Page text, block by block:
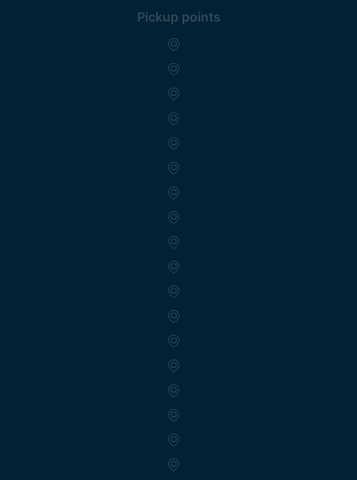
Pickup points